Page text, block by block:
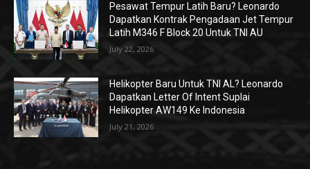
Pesawat Tempur Latih Baru? Leonardo
Dapatkan Kontrak Pengadaan Jet Tempur
Latih M346 F Block 20 Untuk TNI AU
July 22, 2026
Helikopter Baru Untuk TNI AL? Leonardo
Dapatkan Letter Of Intent Suplai
Helikopter AW149 Ke Indonesia
July 21, 2026